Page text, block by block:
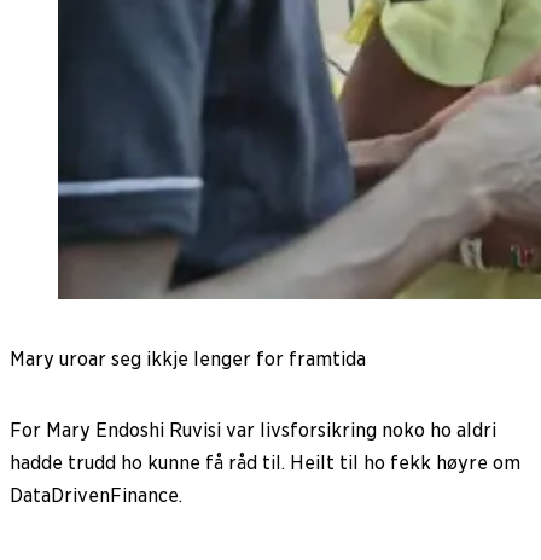
Mary uroar seg ikkje lenger for framtida
For Mary Endoshi Ruvisi var livsforsikring noko ho aldri
hadde trudd ho kunne få råd til. Heilt til ho fekk høyre om
DataDrivenFinance.